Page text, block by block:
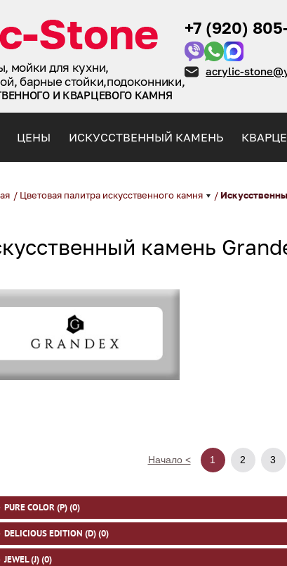
мойки для кухни,
барные стойки,подоконники,
И КВАРЦЕВОГО КАМНЯ
+7 (920)
acrylic-
ЦЕНЫ ИСКУССТВЕННЫЙ КАМЕНЬ
/ Цветовая палитра искусственного камня /
камень
Начало < 1 2 3
PURE COLOR (P) (0)
DELICIOUS EDITION (D) (0)
JEWEL (J) (0)